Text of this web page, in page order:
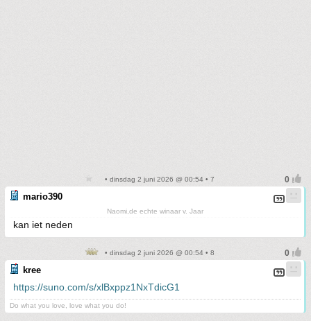
• dinsdag 2 juni 2026 @ 00:54 • 7
mario390
Naomi,de echte winaar v. Jaar
kan iet neden
• dinsdag 2 juni 2026 @ 00:54 • 8
kree
https://suno.com/s/xlBxppz1NxTdicG1
Do what you love, love what you do!